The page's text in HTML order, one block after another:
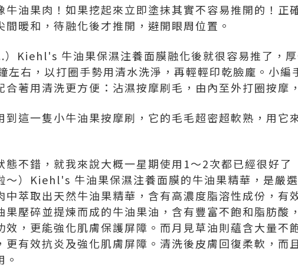
牛油果肉！如果挖起來立即塗抹其實不容易推開的！正
間暖和，待融化後才推開，避開眼周位置。
）Kiehl's 牛油果保濕注養面膜融化後就很容易推了，
左右，以打圈手勢用清水洗淨，再輕輕印乾臉龐。小
合著用清洗更方便：沾濕按摩刷毛，由內至外打圈按摩
到這一隻小牛油果按摩刷，它的毛毛超密超軟熟，用它
態不錯，就我來說大概一星期使用1～2次都已經很好了
～）Kiehl's 牛油果保濕注養面膜的牛油果精華，是嚴
中萃取出天然牛油果精華，含有高濃度脂溶性成份，有
果壓碎並提煉而成的牛油果油，含有豐富不飽和脂肪酸
效，更能強化肌膚保護屏障。而月見草油則蘊含大量不
更有效抗炎及強化肌膚屏障。清洗後皮膚回復柔軟，而